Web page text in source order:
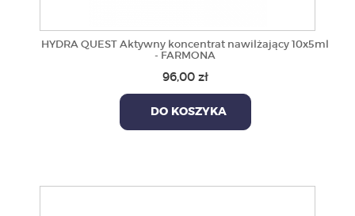
HYDRA QUEST Aktywny koncentrat nawilżający 10x5ml
- FARMONA
96,00 zł
DO KOSZYKA